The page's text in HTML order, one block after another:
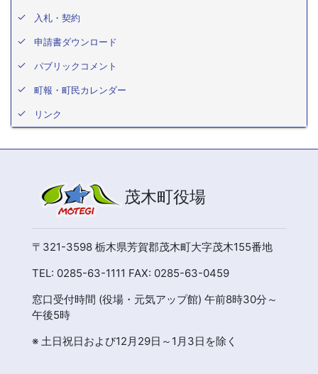
入札・契約
申請書ダウンロード
パブリックコメント
町報・町民カレンダー
リンク
茂木町役場
〒321-3598 栃木県芳賀郡茂木町大字茂木155番地
TEL: 0285-63-1111 FAX: 0285-63-0459
窓口受付時間 (役場・元気アップ館) 午前8時30分～
午後5時
※ 土日祝日および12月29日～1月3日を除く